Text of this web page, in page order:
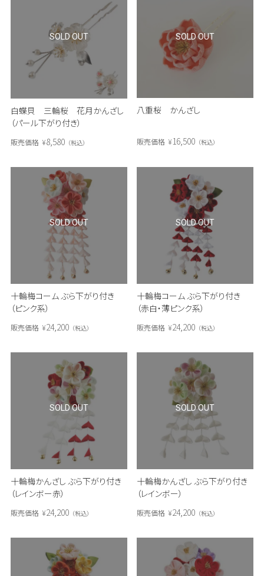
白蝶貝 三輪桜 花月かんざし
（パール下がり付き）
販売価格 ¥8,580 税込
SOLD OUT
八重桜 かんざし
販売価格 ¥16,500 税込
SOLD OUT
十輪梅コーム ぶら下がり付き
（ピンク系）
販売価格 ¥24,200 税込
SOLD OUT
十輪梅コーム ぶら下がり付き
（赤白・薄ピンク系）
販売価格 ¥24,200 税込
SOLD OUT
十輪梅かんざし ぶら下がり付き
（レインボー赤）
販売価格 ¥24,200 税込
SOLD OUT
十輪梅かんざし ぶら下がり付き
（レインボー）
販売価格 ¥24,200 税込
SOLD OUT